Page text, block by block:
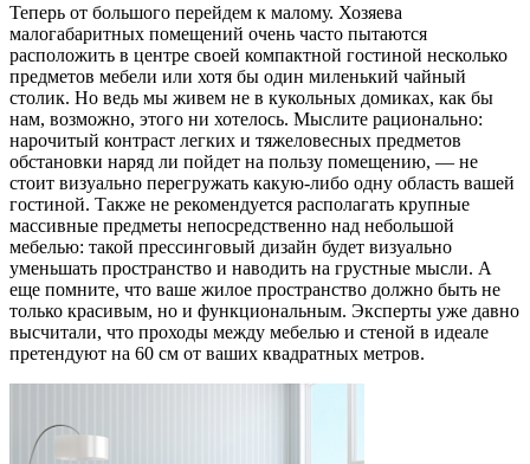
Теперь от большого перейдем к малому. Хозяева
малогабаритных помещений очень часто пытаются
расположить в центре своей компактной гостиной несколько
предметов мебели или хотя бы один миленький чайный
столик. Но ведь мы живем не в кукольных домиках, как бы
нам, возможно, этого ни хотелось. Мыслите рационально:
нарочитый контраст легких и тяжеловесных предметов
обстановки наряд ли пойдет на пользу помещению, — не
стоит визуально перегружать какую-либо одну область вашей
гостиной. Также не рекомендуется располагать крупные
массивные предметы непосредственно над небольшой
мебелью: такой прессинговый дизайн будет визуально
уменьшать пространство и наводить на грустные мысли. А
еще помните, что ваше жилое пространство должно быть не
только красивым, но и функциональным. Эксперты уже давно
высчитали, что проходы между мебелью и стеной в идеале
претендуют на 60 см от ваших квадратных метров.